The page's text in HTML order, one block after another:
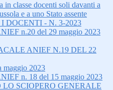
in classe docenti soli davanti a
e a uno Stato assente
DOCENTI - N. 3-2023
n.20 del 29 maggio 2023
ANIEF N.19 DEL 22
maggio 2023
n. 18 del 15 maggio 2023
LO SCIOPERO GENERALE